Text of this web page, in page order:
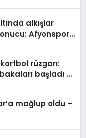
alkışlar
Afyonspor
rüzgarı:
başladı –
mağlup oldu –